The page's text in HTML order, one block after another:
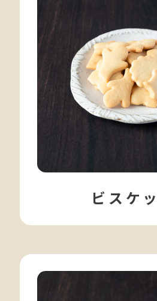
ビスケ